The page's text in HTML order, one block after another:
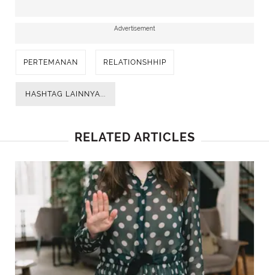
Advertisement
PERTEMANAN RELATIONSHHIP
HASHTAG LAINNYA...
RELATED ARTICLES